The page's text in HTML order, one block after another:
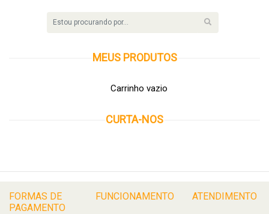
MEUS PRODUTOS
Carrinho vazio
CURTA-NOS
FORMAS DE
PAGAMENTO
FUNCIONAMENTO ATENDIMENTO